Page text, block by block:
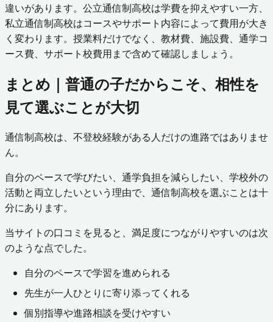
違いがあります。公立通信制高校は学費を抑えやすい一方、
私立通信制高校はコースやサポート内容によって費用が大き
く変わります。授業料だけでなく、教材費、施設費、通学コ
ース費、サポート校費用まで含めて確認しましょう。
まとめ｜普通の子だからこそ、相性を
見て選ぶことが大切
通信制高校は、不登校経験がある人だけの進路ではありませ
ん。
自分のペースで学びたい、通学負担を減らしたい、学校外の
活動と両立したいという理由で、通信制高校を選ぶことは十
分にあります。
当サイトの口コミを見ると、満足度につながりやすいのは次
のような点でした。
自分のペースで学習を進められる
先生が一人ひとりに寄り添ってくれる
個別指導や進路相談を受けやすい